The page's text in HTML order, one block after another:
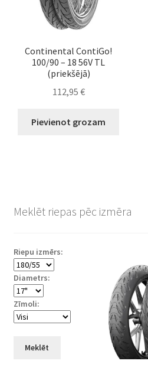
Continental ContiGo!
100/90 – 18 56V TL
(priekšējā)
112,95 €
Pievienot grozam
Meklēt riepas pēc izmēra
Riepu izmērs:
Diametrs:
Zīmoli:
Meklēt